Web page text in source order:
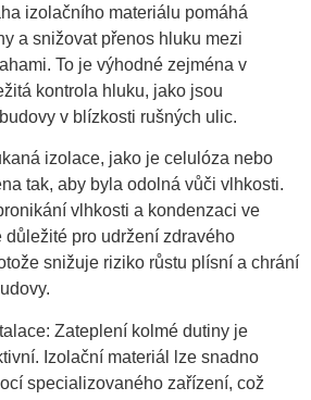
izolačního materiálu pomáhá
a snižovat přenos hluku mezi
To je výhodné zejména v
kontrola hluku, jako jsou
v blízkosti rušných ulic.
izolace, jako je celulóza nebo
tak, aby byla odolná vůči vlhkosti.
vlhkosti a kondenzaci ve
důležité pro udržení zdravého
snižuje riziko růstu plísní a chrání
Zateplení kolmé dutiny je
Izolační materiál lze snadno
specializovaného zařízení, což